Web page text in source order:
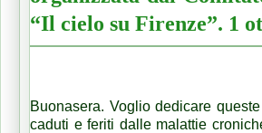
“Il cielo su Firenze”. 1
Buonasera. Voglio dedicare
caduti e feriti dalle malattie